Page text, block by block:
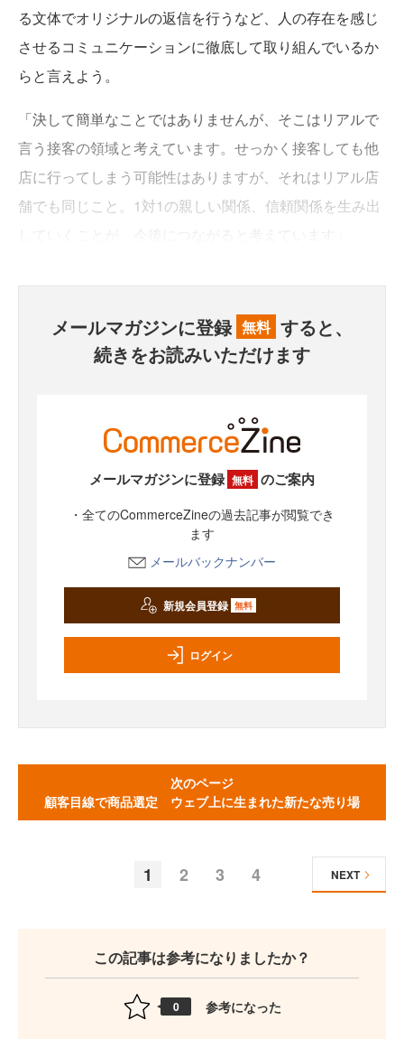
る文体でオリジナルの返信を行うなど、人の存在を感じ
させるコミュニケーションに徹底して取り組んでいるか
らと言えよう。
「決して簡単なことではありませんが、そこはリアルで
言う接客の領域と考えています。せっかく接客しても他
店に行ってしまう可能性はありますが、それはリアル店
舗でも同じこと。1対1の親しい関係、信頼関係を生み出
メールマガジンに登録 無料 すると、
続きをお読みいただけます
メールマガジンに登録 無料 のご案内
・全てのCommerceZineの過去記事が閲覧でき
ます
メールバックナンバー
新規会員登録 無料
ログイン
次のページ
顧客目線で商品選定 ウェブ上に生まれた新たな売り場
1 2 3 4 NEXT
この記事は参考になりましたか？
0 参考になった